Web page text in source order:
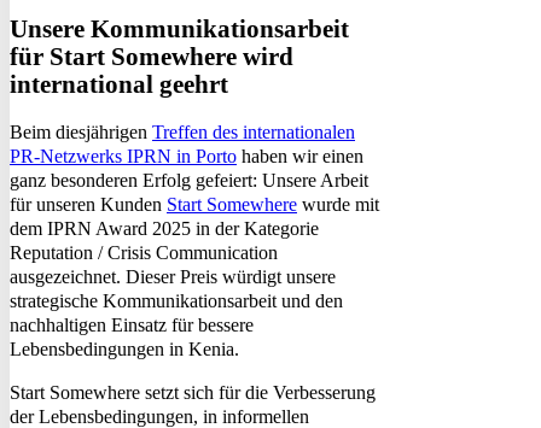
Unsere Kommunikationsarbeit
für Start Somewhere wird
international geehrt
Beim diesjährigen Treffen des internationalen
PR-Netzwerks IPRN in Porto haben wir einen
ganz besonderen Erfolg gefeiert: Unsere Arbeit
für unseren Kunden Start Somewhere wurde mit
dem IPRN Award 2025 in der Kategorie
Reputation / Crisis Communication
ausgezeichnet. Dieser Preis würdigt unsere
strategische Kommunikationsarbeit und den
nachhaltigen Einsatz für bessere
Lebensbedingungen in Kenia.
Start Somewhere setzt sich für die Verbesserung
der Lebensbedingungen, in informellen